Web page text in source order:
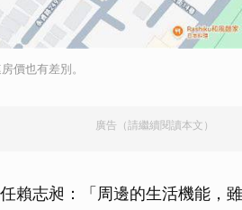
價也有差別。
廣告（請繼續閱讀本文）
賴志昶：「周邊的生活機能，